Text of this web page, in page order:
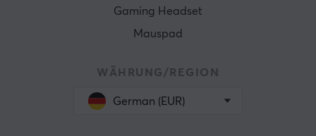
Gaming Headset
Mauspad
WÄHRUNG/REGION
German (EUR)